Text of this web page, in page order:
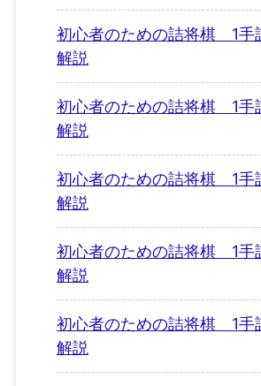
初心者のための詰将棋 1
解説
初心者のための詰将棋 1
解説
初心者のための詰将棋 1
解説
初心者のための詰将棋 1
解説
初心者のための詰将棋 1
解説